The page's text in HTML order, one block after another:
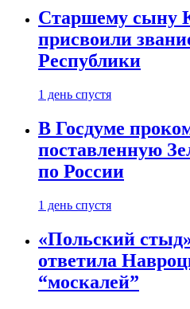
Старшему сыну
присвоили
Республики
1 день спустя
В Госдуме
поставленную
по России
1 день спустя
«Польский
ответила
“москалей”